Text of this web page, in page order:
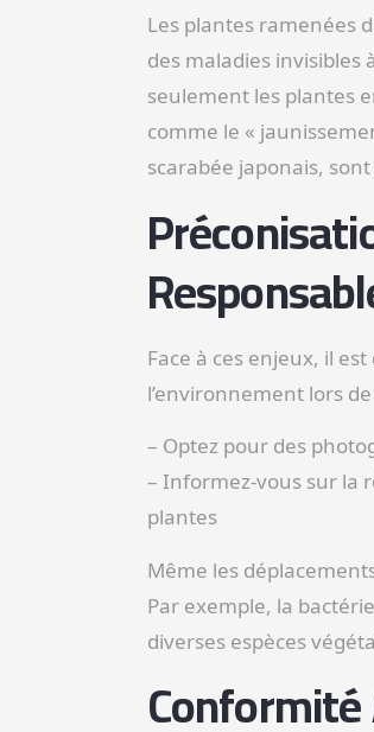
Les plantes ramenées
des maladies invisibles
seulement les plantes
comme le «
scarabée japonais,
Face à ces enjeux, il
l’environnement lors
– Optez pour des
– Informez-vous sur la
plantes
Même les
Par exemple, la
diverses espèces